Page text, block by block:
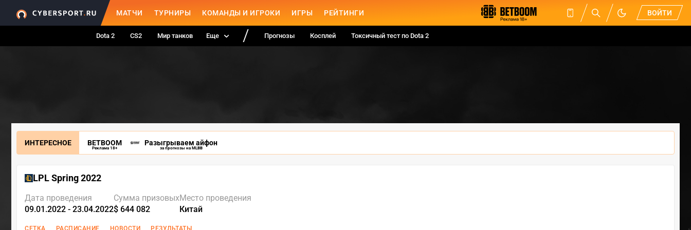
МАТЧИ ТУРНИРЫ КОМАНДЫ И ИГРОКИ ИГРЫ РЕЙТИНГИ ВОЙТИ
Dota 2 CS2 Мир танков Еще Прогнозы Косплей Токсичный тест по Dota 2
ИНТЕРЕСНОЕ BETBOOM
Реклама 18+
Разыгрываем айфон
за прогнозы на MLBB
LPL Spring 2022
Дата проведения
09.01.2022 - 23.04.2022
Сумма призовых
$ 644 082
Место проведения
Китай
СЕТКА РАСПИСАНИЕ НОВОСТИ РЕЗУЛЬТАТЫ